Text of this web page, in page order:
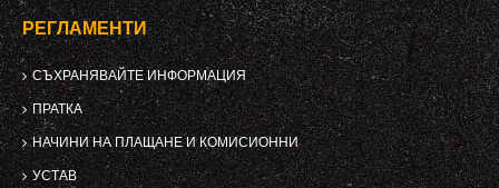
РЕГЛАМЕНТИ
СЪХРАНЯВАЙТЕ ИНФОРМАЦИЯ
ПРАТКА
НАЧИНИ НА ПЛАЩАНЕ И КОМИСИОННИ
УСТАВ